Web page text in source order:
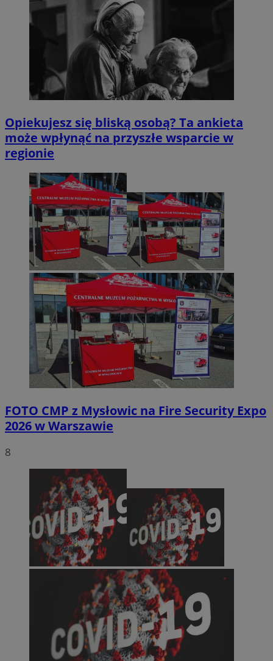
Opiekujesz się bliską osobą? Ta ankieta
może wpłynąć na przyszłe wsparcie w
regionie
FOTO CMP z Mysłowic na Fire Security Expo
2026 w Warszawie
8